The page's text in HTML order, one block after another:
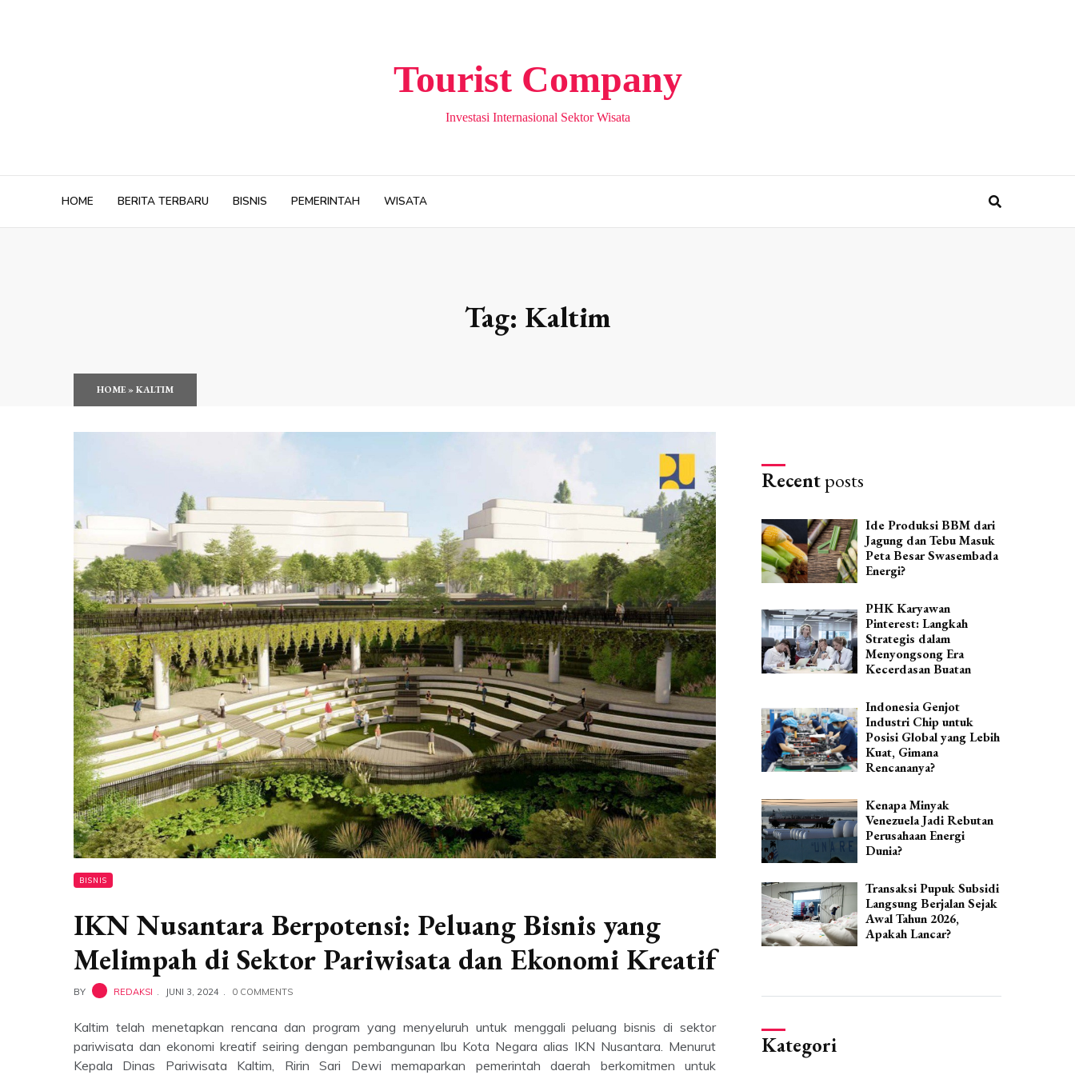
Tourist Company
Investasi Internasional Sektor Wisata
HOME BERITA TERBARU BISNIS PEMERINTAH WISATA
Tag: Kaltim
HOME»KALTIM
BISNIS
IKN Nusantara Berpotensi: Peluang Bisnis yang
Melimpah di Sektor Pariwisata dan Ekonomi Kreatif
BY REDAKSI JUNI 3, 2024 0 COMMENTS
Kaltim telah menetapkan rencana dan program yang menyeluruh untuk menggali peluang bisnis di sektor
pariwisata dan ekonomi kreatif seiring dengan pembangunan Ibu Kota Negara alias IKN Nusantara. Menurut
Kepala Dinas Pariwisata Kaltim, Ririn Sari Dewi memaparkan pemerintah daerah berkomitmen untuk
Recentposts
Ide Produksi BBM dari
Jagung dan Tebu Masuk
Peta Besar Swasembada
Energi?
PHK Karyawan
Pinterest: Langkah
Strategis dalam
Menyongsong Era
Kecerdasan Buatan
Indonesia Genjot
Industri Chip untuk
Posisi Global yang Lebih
Kuat, Gimana
Rencananya?
Kenapa Minyak
Venezuela Jadi Rebutan
Perusahaan Energi
Dunia?
Transaksi Pupuk Subsidi
Langsung Berjalan Sejak
Awal Tahun 2026,
Apakah Lancar?
Kategori